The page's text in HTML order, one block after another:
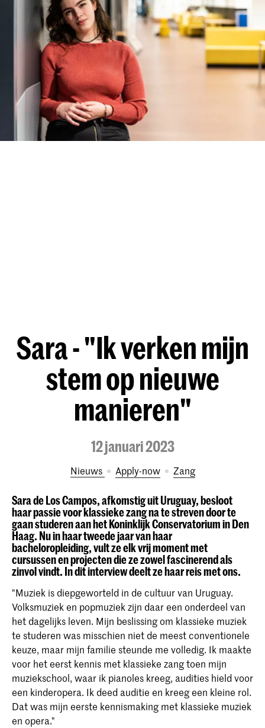
Sara - "Ik verken mijn
stem op nieuwe
manieren"
12 januari 2023
Nieuws Apply-now Zang
Sara de Los Campos, afkomstig uit Uruguay, besloot
haar passie voor klassieke zang na te streven door te
gaan studeren aan het Koninklijk Conservatorium in Den
Haag. Nu in haar tweede jaar van haar
bacheloropleiding, vult ze elk vrij moment met
cursussen en projecten die ze zowel fascinerend als
zinvol vindt. In dit interview deelt ze haar reis met ons.
"Muziek is diepgeworteld in de cultuur van Uruguay.
Volksmuziek en popmuziek zijn daar een onderdeel van
het dagelijks leven. Mijn beslissing om klassieke muziek
te studeren was misschien niet de meest conventionele
keuze, maar mijn familie steunde me volledig. Ik maakte
voor het eerst kennis met klassieke zang toen mijn
muziekschool, waar ik pianoles kreeg, audities hield voor
een kinderopera. Ik deed auditie en kreeg een kleine rol.
Dat was mijn eerste kennismaking met klassieke muziek
en opera."